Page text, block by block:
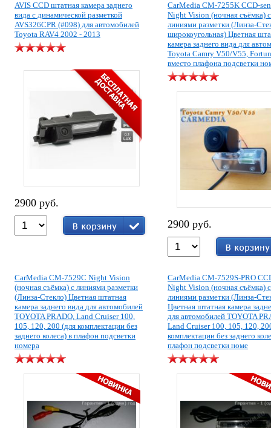
AVIS CCD штатная камера заднего
вида с динамической разметкой
AVS326CPR (#098) для автомобилей
Toyota RAV4 2002 - 2013
2900 руб.
CarMedia CM-7255K CCD-
Night Vision (ночная съёмка) с
линиями разметки (Линза-
широкоугольная) Цветная
камера заднего вида для
Toyota Camry V50/V55,
вместо плафона подсветки
2900 руб.
CarMedia CM-7529C Night Vision
(ночная съёмка) с линиями разметки
(Линза-Стекло) Цветная штатная
камера заднего вида для автомобилей
TOYOTA PRADO, Land Cruiser 100,
105, 120, 200 (для комплектации без
заднего колеса) в плафон подсветки
номера
CarMedia CM-7529S-PRO
Night Vision (ночная съёмка) с
линиями разметки (Линза-
Цветная штатная камера
для автомобилей TOYOTA
Land Cruiser 100, 105, 120,
комплектации без заднего
плафон подсветки номе